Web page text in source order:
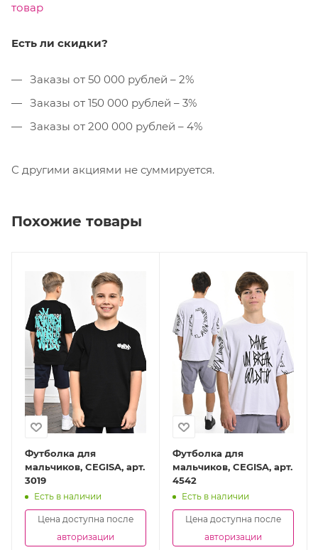
товар
Есть ли скидки?
Заказы от 50 000 рублей – 2%
Заказы от 150 000 рублей – 3%
Заказы от 200 000 рублей – 4%
С другими акциями не суммируется.
Похожие товары
Футболка для
мальчиков, CEGISA, арт.
3019
Есть в наличии
Цена доступна после
авторизации
Футболка для
мальчиков, CEGISA, арт.
4542
Есть в наличии
Цена доступна после
авторизации